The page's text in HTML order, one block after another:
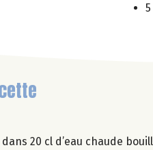
20 cl d’eau chaude